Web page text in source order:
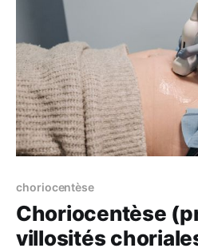
choriocentèse
Choriocentèse
villosités